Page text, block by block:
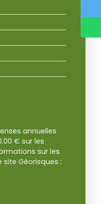
annuelles
€ sur les
sur les
Géorisques :